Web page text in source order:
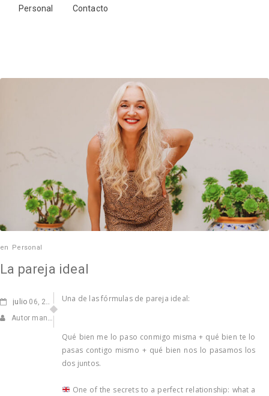
Personal Contacto
en Personal
La pareja ideal
julio 06, 2021
Autor manuel
Una de las fórmulas de pareja ideal:
Qué bien me lo paso conmigo misma + qué bien te lo
pasas contigo mismo + qué bien nos lo pasamos los
dos juntos.
One of the secrets to a perfect relationship: what a